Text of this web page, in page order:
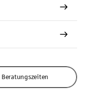
Beratungszeiten